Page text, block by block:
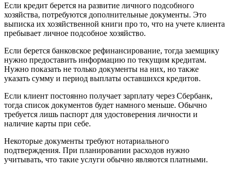
Если кредит берется на развитие личного подсобного
хозяйства, потребуются дополнительные документы. Это
выписка их хозяйственной книги про то, что на учете клиента
пребывает личное подсобное хозяйство.
Если берется банковское рефинансирование, тогда заемщику
нужно предоставить информацию по текущим кредитам.
Нужно показать не только документы на них, но также
указать сумму и период выплаты оставшихся кредитов.
Если клиент постоянно получает зарплату через Сбербанк,
тогда список документов будет намного меньше. Обычно
требуется лишь паспорт для удостоверения личности и
наличие карты при себе.
Некоторые документы требуют нотариального
подтверждения. При планировании расходов нужно
учитывать, что такие услуги обычно являются платными.